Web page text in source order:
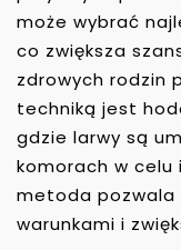
może wybrać
co zwiększa
zdrowych rodzin
techniką jest
gdzie larwy są
komorach w celu
metoda pozwala
warunkami i